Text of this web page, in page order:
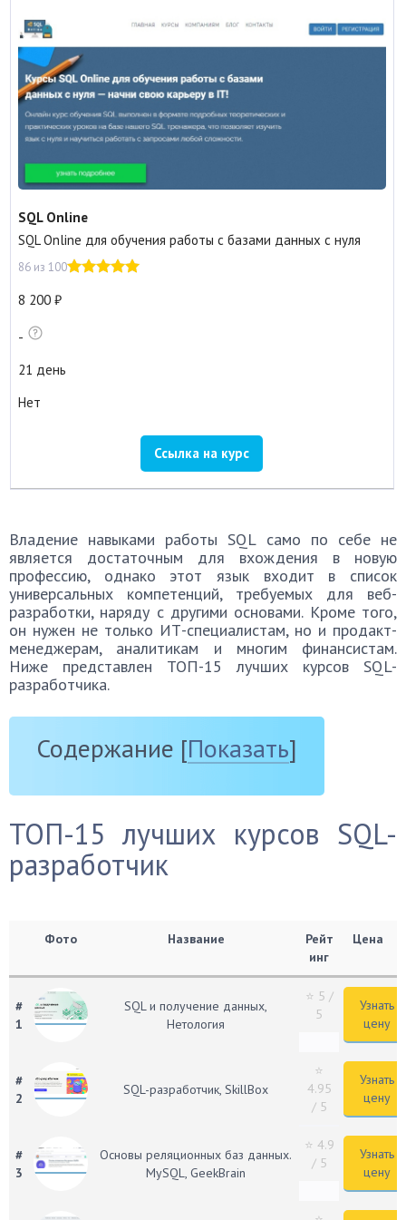
SQL Online
SQL Online для обучения работы с базами данных с нуля
86 из 100
8 200
-
21 день
Нет
Ссылка на курс
Владение навыками работы SQL само по себе не
является достаточным для вхождения в новую
профессию, однако этот язык входит в список
универсальных компетенций, требуемых для веб-
разработки, наряду с другими основами. Кроме того,
он нужен не только ИТ-специалистам, но и продакт-
менеджерам, аналитикам и многим финансистам.
Ниже представлен ТОП-15 лучших курсов SQL-
разработчика.
Содержание [Показать]
ТОП-15 лучших курсов SQL-
разработчик
Фото Название
Рейт
инг
Цена
#
1
SQL и получение данных,
Нетология
⭐ 5 /
5
Узнать
цену
#
2
SQL-разработчик, SkillBox
⭐
4.95
/ 5
Узнать
цену
#
3
Основы реляционных баз данных.
MySQL, GeekBrain
⭐ 4.9
/ 5
Узнать
цену